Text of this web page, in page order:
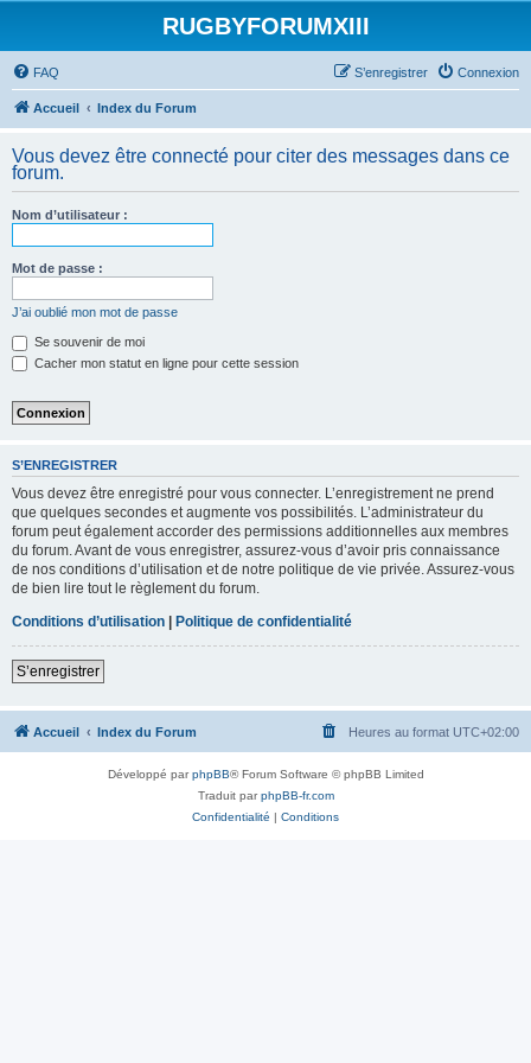
RUGBYFORUMXIII
FAQ Connexion
S’enregistrer
Accueil Index du Forum
Vous devez être connecté pour citer des messages dans ce
forum.
Nom d’utilisateur :
Mot de passe :
J’ai oublié mon mot de passe
Se souvenir de moi
Cacher mon statut en ligne pour cette session
S’ENREGISTRER
Vous devez être enregistré pour vous connecter. L’enregistrement ne prend
que quelques secondes et augmente vos possibilités. L’administrateur du
forum peut également accorder des permissions additionnelles aux membres
du forum. Avant de vous enregistrer, assurez-vous d’avoir pris connaissance
de nos conditions d’utilisation et de notre politique de vie privée. Assurez-vous
de bien lire tout le règlement du forum.
Conditions d’utilisation | Politique de confidentialité
S’enregistrer
Accueil Index du Forum Heures au format UTC+02:00
Développé parphpBB® Forum Software © phpBB Limited
Traduit parphpBB-fr.com
Confidentialité | Conditions